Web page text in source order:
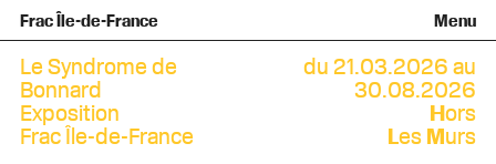
Frac Île-de-France Menu
Qu’est-ce qu’un Frac ?
Prêts d’œuvres
Diffusion hors les murs
Informations pratiques
Venir au Frac
Contact
Visites et ateliers
Familles et enfants
Ados et adultes
Groupes
Espaces de pratique libre
Accessibilité
+Aa- Fr En
Le Syndrome de
Bonnard
Exposition
Frac Île-de-France
du 21.03.2026 au
30.08.2026
Hors
Les Murs